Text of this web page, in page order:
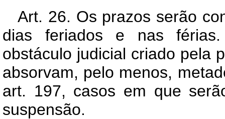
Art. 26. Os prazos serão
dias feriados e nas férias.
obstáculo judicial criado pela
absorvam, pelo menos,
art. 197, casos em que
suspensão.